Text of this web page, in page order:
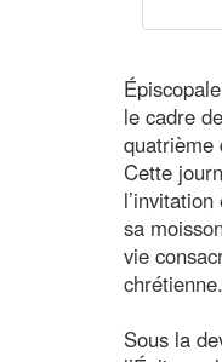
le cadre
quatrième
Cette
sa
vie
chrétienne.
Sous la